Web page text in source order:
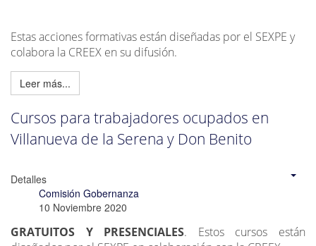
Estas acciones formativas están diseñadas por el SEXPE y
colabora la CREEX en su difusión.
Leer más...
Cursos para trabajadores ocupados en
Villanueva de la Serena y Don Benito
Detalles
Comisión Gobernanza
10 Noviembre 2020
GRATUITOS Y PRESENCIALES. Estos cursos están